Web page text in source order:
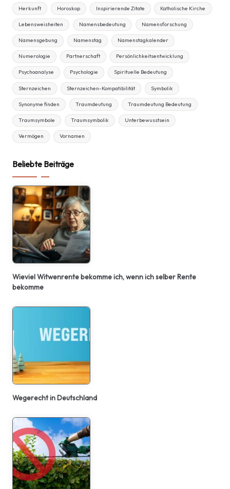
Herkunft Horoskop Inspirierende Zitate Katholische Kirche
Lebensweisheiten Namensbedeutung Namensforschung
Namensgebung Namenstag Namenstagkalender
Numerologie Partnerschaft Persönlichkeitsentwicklung
Psychoanalyse Psychologie Spirituelle Bedeutung
Sternzeichen Sternzeichen-Kompatibilität Symbolik
Synonyme finden Traumdeutung Traumdeutung Bedeutung
Traumsymbole Traumsymbolik Unterbewusstsein
Vermögen Vornamen
Beliebte Beiträge
Wieviel Witwenrente bekomme ich, wenn ich selber Rente
bekomme
Wegerecht in Deutschland